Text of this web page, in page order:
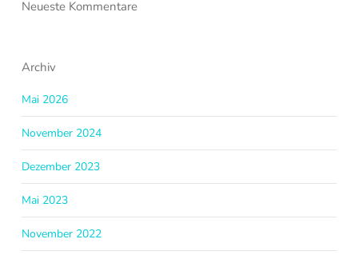
Neueste Kommentare
Archiv
Mai 2026
November 2024
Dezember 2023
Mai 2023
November 2022